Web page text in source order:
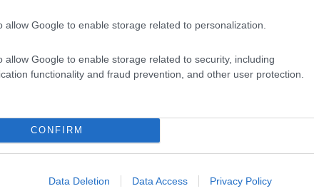
allow Google to enable storage related to personalization.
allow Google to enable storage related to security, including
functionality and fraud prevention, and other user protection.
CONFIRM
Data Deletion Data Access Privacy Policy